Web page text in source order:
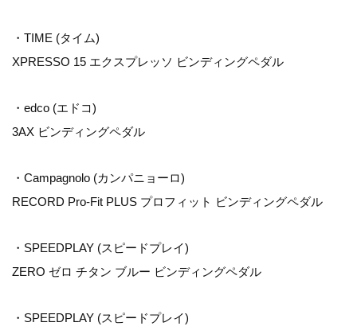
・TIME (タイム)
XPRESSO 15 エクスプレッソ ビンディングペダル
・edco (エドコ)
3AX ビンディングペダル
・Campagnolo (カンパニョーロ)
RECORD Pro-Fit PLUS プロフィット ビンディングペダル
・SPEEDPLAY (スピードプレイ)
ZERO ゼロ チタン ブルー ビンディングペダル
・SPEEDPLAY (スピードプレイ)